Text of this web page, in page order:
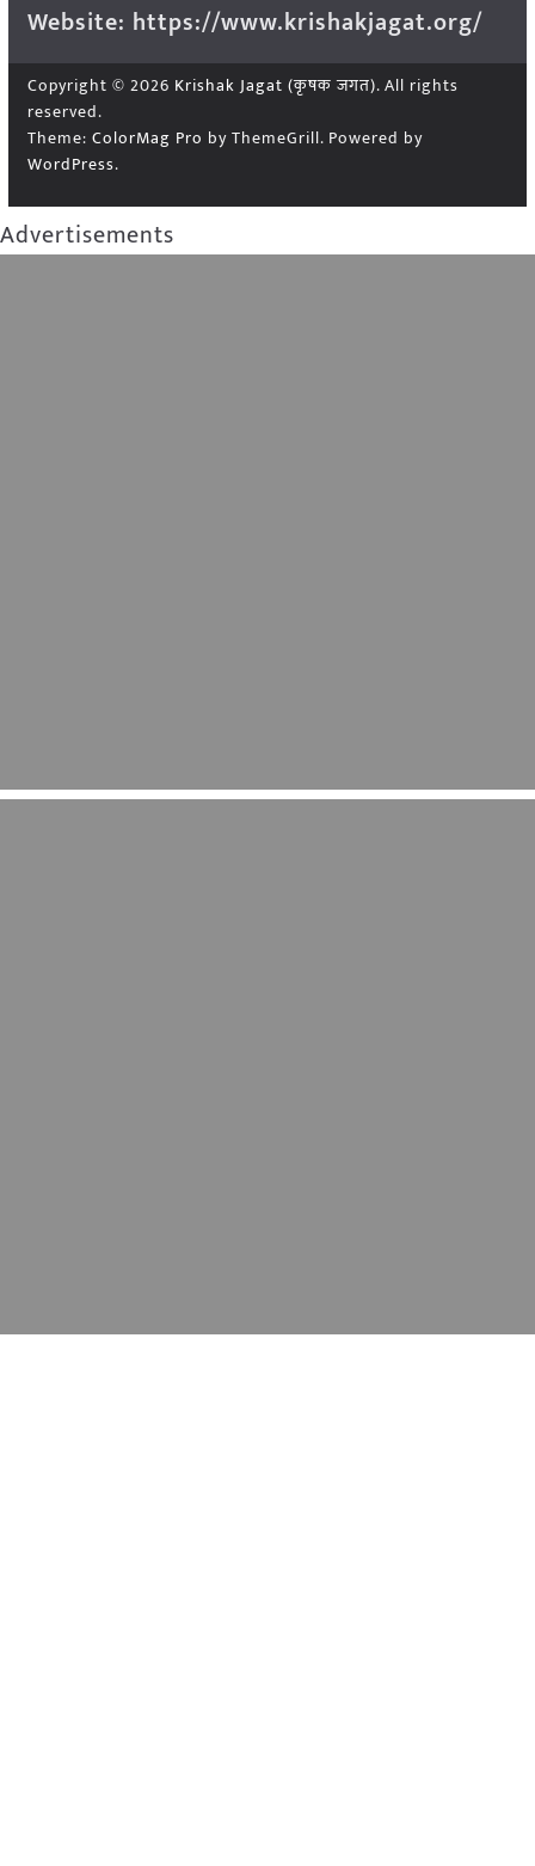
Website: https://www.krishakjagat.org/
Copyright © 2026 Krishak Jagat (कृषक जगत). All rights
reserved.
Theme: ColorMag Pro by ThemeGrill. Powered by
WordPress.
Advertisements